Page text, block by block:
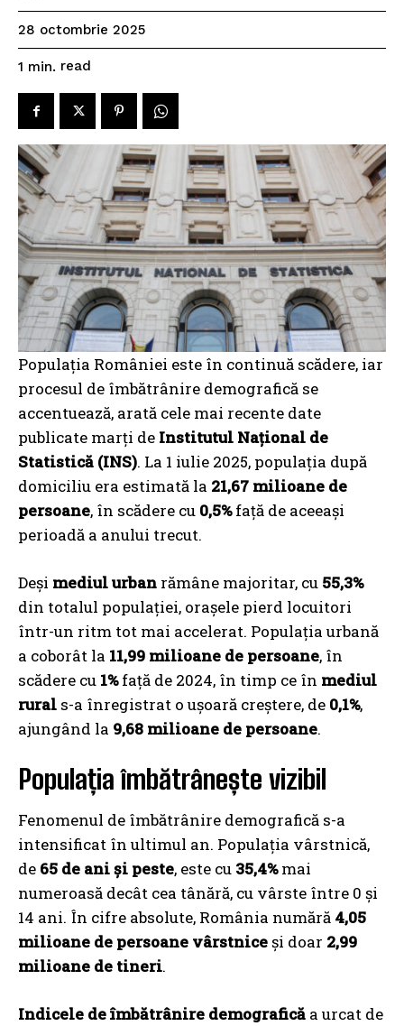
28 octombrie 2025
1 min. read
Populația României este în continuă scădere, iar
procesul de îmbătrânire demografică se
accentuează, arată cele mai recente date
publicate marți de Institutul Național de
Statistică (INS). La 1 iulie 2025, populația după
domiciliu era estimată la 21,67 milioane de
persoane, în scădere cu 0,5%față de aceeași
perioadă a anului trecut.
Deși mediul urban rămâne majoritar, cu 55,3%
din totalul populației, orașele pierd locuitori
într-un ritm tot mai accelerat. Populația urbană
a coborât la 11,99 milioane de persoane, în
scădere cu 1%față de 2024, în timp ce în mediul
rural s-a înregistrat o ușoară creștere, de 0,1%,
ajungând la 9,68 milioane de persoane.
Populația îmbătrânește vizibil
Fenomenul de îmbătrânire demografică s-a
intensificat în ultimul an. Populația vârstnică,
de 65 de ani și peste, este cu 35,4%mai
numeroasă decât cea tânără, cu vârste între 0 și
14 ani. În cifre absolute, România numără 4,05
milioane de persoane vârstniceși doar 2,99
milioane de tineri.
Indicele de îmbătrânire demografică a urcat de